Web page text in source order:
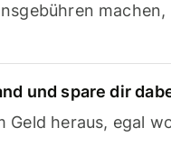
und spare dir
Geld heraus, egal